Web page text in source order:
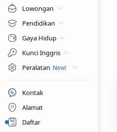
Lowongan
Pendidikan
Gaya Hidup
Kunci Inggris
Peralatan
Kontak
Alamat
Daftar